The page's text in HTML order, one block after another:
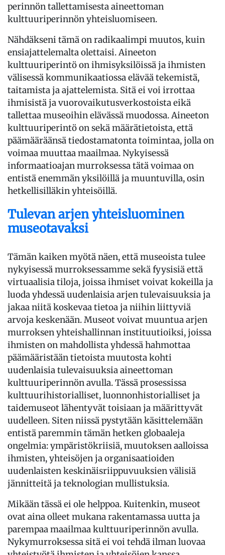
perinnön tallettamisesta aineettoman
kulttuuriperinnön yhteisluomiseen.
Nähdäkseni tämä on radikaalimpi muutos, kuin
ensiajattelemalta olettaisi. Aineeton
kulttuuriperintö on ihmisyksilöissä ja ihmisten
välisessä kommunikaatiossa elävää tekemistä,
taitamista ja ajattelemista. Sitä ei voi irrottaa
ihmisistä ja vuorovaikutusverkostoista eikä
tallettaa museoihin elävässä muodossa. Aineeton
kulttuuriperintö on sekä määrätietoista, että
päämääräänsä tiedostamatonta toimintaa, jolla on
voimaa muuttaa maailmaa. Nykyisessä
informaatioajan murroksessa tätä voimaa on
entistä enemmän yksilöillä ja muuntuvilla, osin
hetkellisilläkin yhteisöillä.
Tulevan arjen yhteisluominen
museotavaksi
Tämän kaiken myötä näen, että museoista tulee
nykyisessä murroksessamme sekä fyysisiä että
virtuaalisia tiloja, joissa ihmiset voivat kokeilla ja
luoda yhdessä uudenlaisia arjen tulevaisuuksia ja
jakaa niitä koskevaa tietoa ja niihin liittyviä
arvoja keskenään. Museot voivat muuntua arjen
murroksen yhteishallinnan instituutioiksi, joissa
ihmisten on mahdollista yhdessä hahmottaa
päämääristään tietoista muutosta kohti
uudenlaisia tulevaisuuksia aineettoman
kulttuuriperinnön avulla. Tässä prosessissa
kulttuurihistorialliset, luonnonhistorialliset ja
taidemuseot lähentyvät toisiaan ja määrittyvät
uudelleen. Siten niissä pystytään käsittelemään
entistä paremmin tämän hetken globaaleja
ongelmia: ympäristökriisiä, muutoksen aalloissa
ihmisten, yhteisöjen ja organisaatioiden
uudenlaisten keskinäisriippuvuuksien välisiä
jännitteitä ja teknologian mullistuksia.
Mikään tässä ei ole helppoa. Kuitenkin, museot
ovat aina olleet mukana rakentamassa uutta ja
parempaa maailmaa kulttuuriperinnön avulla.
Nykymurroksessa sitä ei voi tehdä ilman luovaa